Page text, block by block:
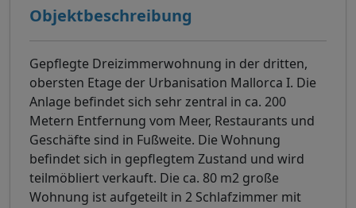
Objektbeschreibung
Gepflegte Dreizimmerwohnung in der dritten,
obersten Etage der Urbanisation Mallorca I. Die
Anlage befindet sich sehr zentral in ca. 200
Metern Entfernung vom Meer, Restaurants und
Geschäfte sind in Fußweite. Die Wohnung
befindet sich in gepflegtem Zustand und wird
teilmöbliert verkauft. Die ca. 80 m2 große
Wohnung ist aufgeteilt in 2 Schlafzimmer mit